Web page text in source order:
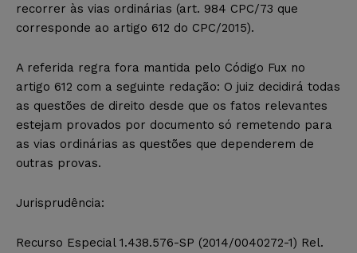
recorrer às vias ordinárias (art. 984 CPC/73 que
corresponde ao artigo 612 do CPC/2015).
A referida regra fora mantida pelo Código Fux no
artigo 612 com a seguinte redação: O juiz decidirá todas
as questões de direito desde que os fatos relevantes
estejam provados por documento só remetendo para
as vias ordinárias as questões que dependerem de
outras provas.
Jurisprudência:
Recurso Especial 1.438.576-SP (2014/0040272-1) Rel.